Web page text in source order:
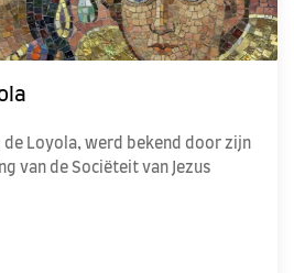
de Loyola, werd bekend door zijn
van de Sociëteit van Jezus